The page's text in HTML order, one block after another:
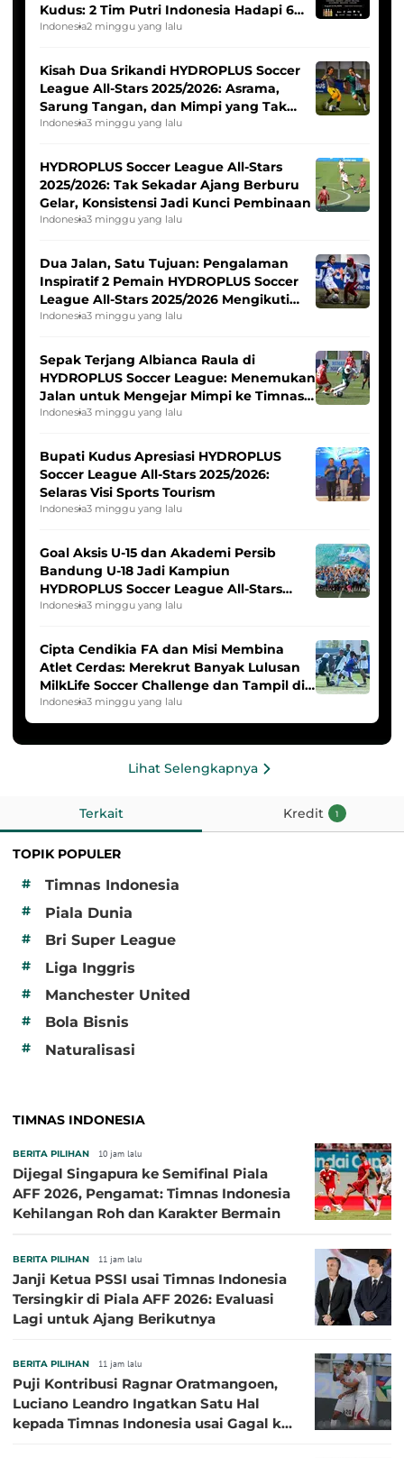
Kudus: 2 Tim Putri Indonesia Hadapi 6
Tim Asia
Indonesia2 minggu yang lalu
Kisah Dua Srikandi HYDROPLUS Soccer
League All-Stars 2025/2026: Asrama,
Sarung Tangan, dan Mimpi yang Tak
Pernah Padam
Indonesia3 minggu yang lalu
HYDROPLUS Soccer League All-Stars
2025/2026: Tak Sekadar Ajang Berburu
Gelar, Konsistensi Jadi Kunci Pembinaan
Indonesia3 minggu yang lalu
Dua Jalan, Satu Tujuan: Pengalaman
Inspiratif 2 Pemain HYDROPLUS Soccer
League All-Stars 2025/2026 Mengikuti
Seleksi Timnas Indonesia Putri
Indonesia3 minggu yang lalu
Sepak Terjang Albianca Raula di
HYDROPLUS Soccer League: Menemukan
Jalan untuk Mengejar Mimpi ke Timnas
Indonesia Putri
Indonesia3 minggu yang lalu
Bupati Kudus Apresiasi HYDROPLUS
Soccer League All-Stars 2025/2026:
Selaras Visi Sports Tourism
Indonesia3 minggu yang lalu
Goal Aksis U-15 dan Akademi Persib
Bandung U-18 Jadi Kampiun
HYDROPLUS Soccer League All-Stars
2025/2026
Indonesia3 minggu yang lalu
Cipta Cendikia FA dan Misi Membina
Atlet Cerdas: Merekrut Banyak Lulusan
MilkLife Soccer Challenge dan Tampil di
HYDROPLUS Soccer League
Indonesia3 minggu yang lalu
Lihat Selengkapnya
Terkait Kredit 1
TOPIK POPULER
#
Timnas Indonesia
# Piala Dunia
# Bri Super League
# Liga Inggris
# Manchester United
# Bola Bisnis
# Naturalisasi
TIMNAS INDONESIA
BERITA PILIHAN 10 jam lalu
Dijegal Singapura ke Semifinal Piala
AFF 2026, Pengamat: Timnas Indonesia
Kehilangan Roh dan Karakter Bermain
BERITA PILIHAN 11 jam lalu
Janji Ketua PSSI usai Timnas Indonesia
Tersingkir di Piala AFF 2026: Evaluasi
Lagi untuk Ajang Berikutnya
BERITA PILIHAN 11 jam lalu
Puji Kontribusi Ragnar Oratmangoen,
Luciano Leandro Ingatkan Satu Hal
kepada Timnas Indonesia usai Gagal ke